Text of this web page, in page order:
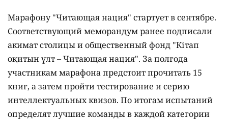
Марафону "Читающая нация" стартует в сентябре.
Соответствующий меморандум ранее подписали
акимат столицы и общественный фонд "Кітап
оқитын ұлт – Читающая нация". За полгода
участникам марафона предстоит прочитать 15
книг, а затем пройти тестирование и серию
интеллектуальных квизов. По итогам испытаний
определят лучшие команды в каждой категории